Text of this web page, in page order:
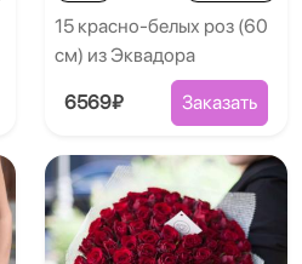
15 красно-белых роз (60
см) из Эквадора
6569₽ Заказать